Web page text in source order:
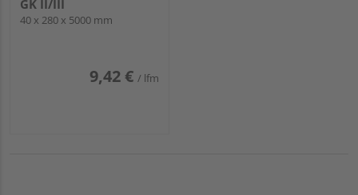
GK II/III
40 x 280 x 5000 mm
9,42 € / lfm